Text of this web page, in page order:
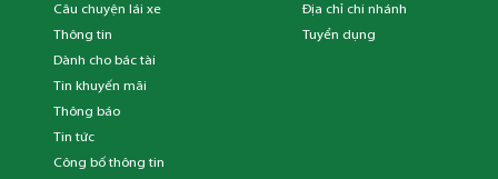
Câu chuyện lái xe
Thông tin
Dành cho bác tài
Tin khuyến mãi
Thông báo
Tin tức
Công bố thông tin
Địa chỉ chi nhánh
Tuyển dụng